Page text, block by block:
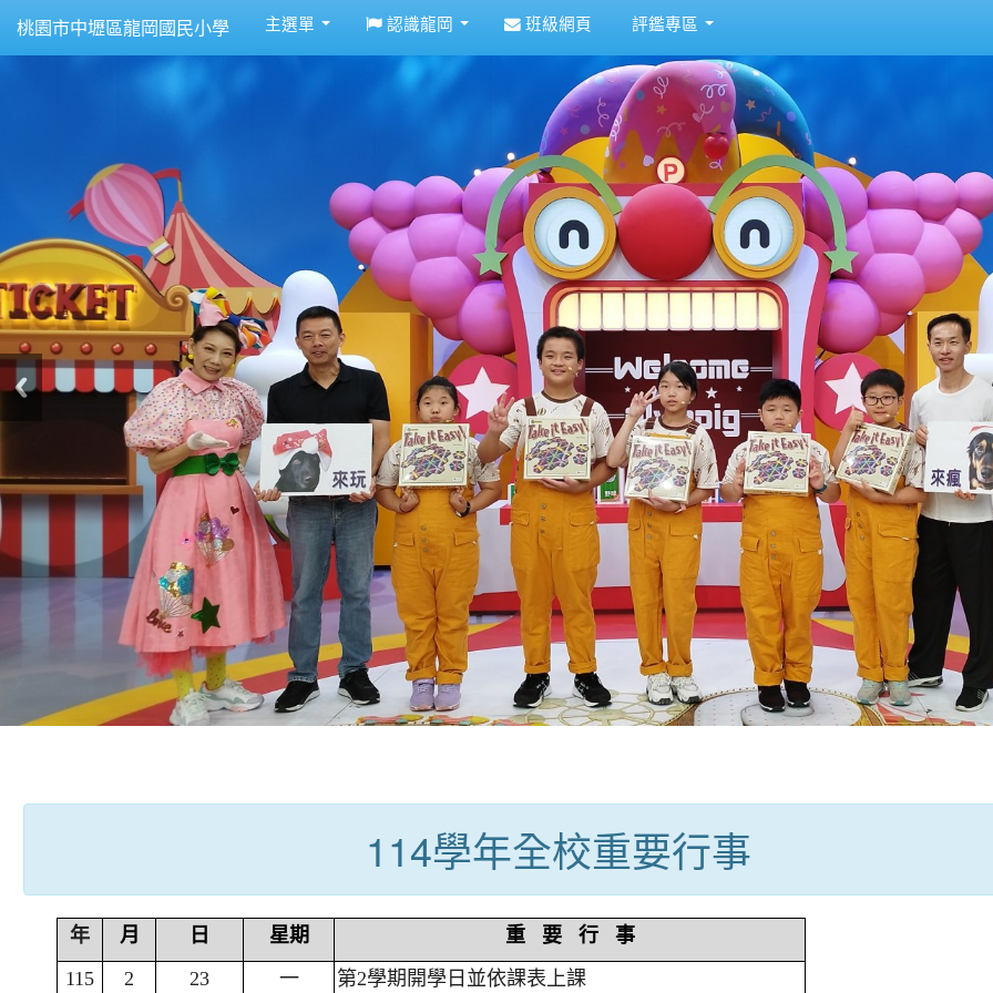
桃園市中壢區龍岡國民小學 主選單 認識龍岡 班級網頁 評鑑專區
114學年全校重要行事
年 月 日 星期
重 要 行 事
115
2 23 一 第2學期開學日並依課表上課